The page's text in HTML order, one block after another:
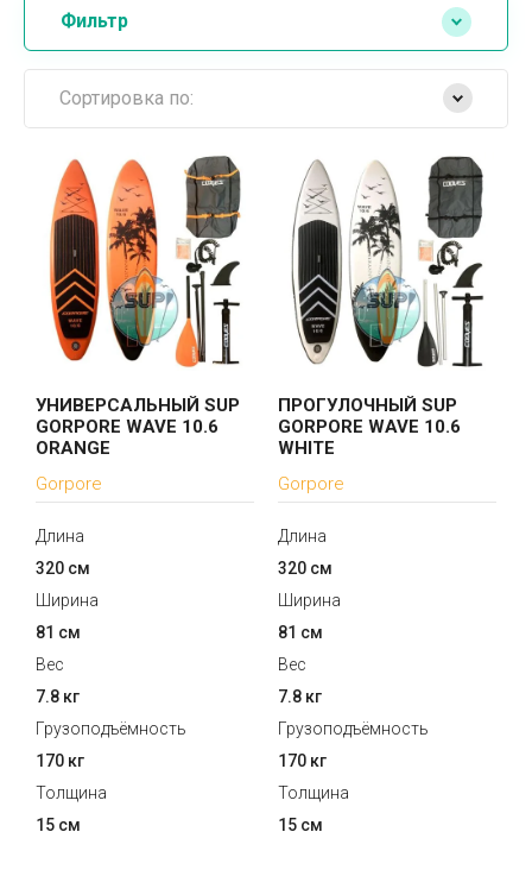
Фильтр
Сортировка по:
Самые дешевые
Самые дорогие
Название от А
Название от Я
УНИВЕРСАЛЬНЫЙ SUP
GORPORE WAVE 10.6
ORANGE
Gorpore
Длина
320 см
Ширина
81 см
Вес
7.8 кг
Грузоподъёмность
170 кг
Толщина
15 см
ПРОГУЛОЧНЫЙ SUP
GORPORE WAVE 10.6
WHITE
Gorpore
Длина
320 см
Ширина
81 см
Вес
7.8 кг
Грузоподъёмность
170 кг
Толщина
15 см